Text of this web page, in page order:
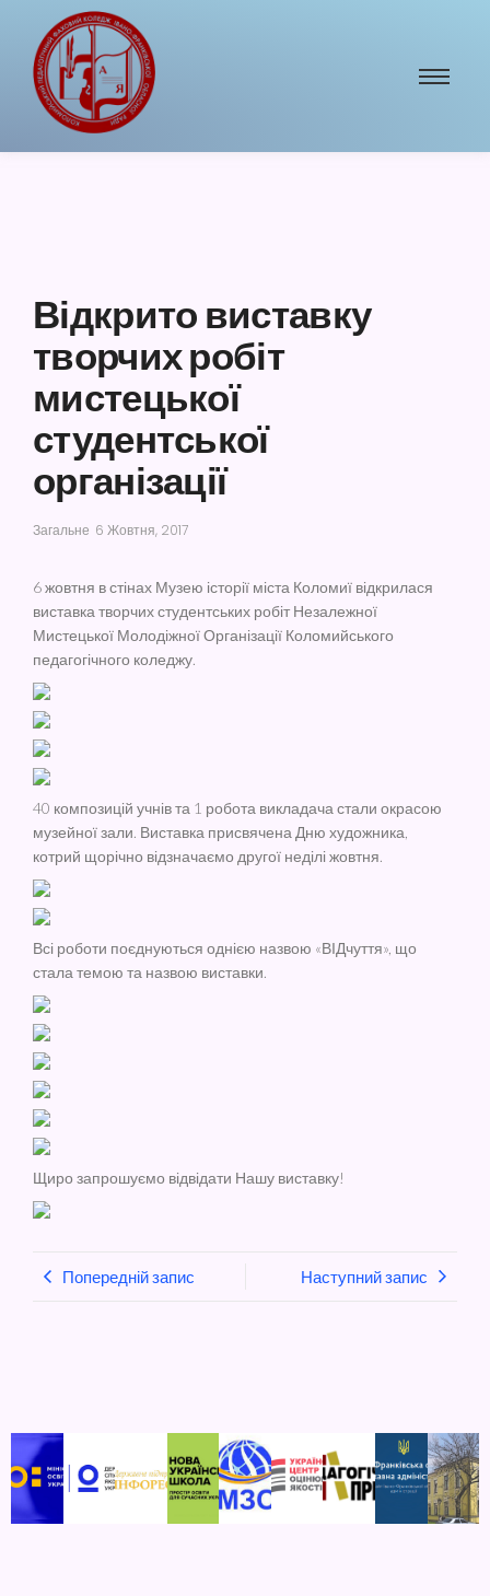
Відкрито виставку
творчих робіт
мистецької
студентської
організації
Загальне 6 Жовтня, 2017
6 жовтня в стінах Музею історії міста Коломиї відкрилася
виставка творчих студентських робіт Незалежної
Мистецької Молодіжної Організації Коломийського
педагогічного коледжу.
40 композицій учнів та 1 робота викладача стали окрасою
музейної зали. Виставка присвячена Дню художника,
котрий щорічно відзначаємо другої неділі жовтня.
Всі роботи поєднуються однією назвою «ВІДчуття», що
стала темою та назвою виставки.
Щиро запрошуємо відвідати Нашу виставку!
Попередній запис Наступний запис